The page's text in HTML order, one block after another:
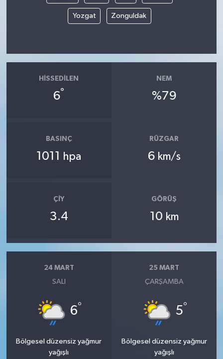
Yozgat Zonguldak
HISSEDILEN
6°
NEM
%79
BASINÇ
1011 hpa
RÜZGAR
6 km/s
ÇIY
3.4
GÖRÜŞ
10 km
24 MART
SALI
6°
Bölgesel düzensiz yağmur
yağışlı
25 MART
ÇARŞAMBA
5°
Bölgesel düzensiz yağmur
yağışlı